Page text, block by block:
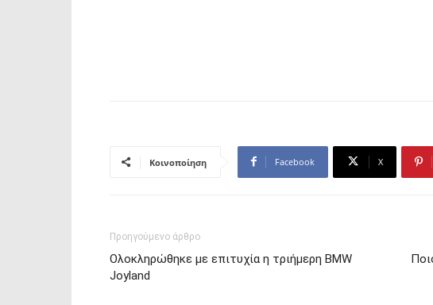
Κοινοποίηση Facebook X
Προηγούμενο άρθρο
Ολοκληρώθηκε με επιτυχία η τριήμερη BMW
Joyland